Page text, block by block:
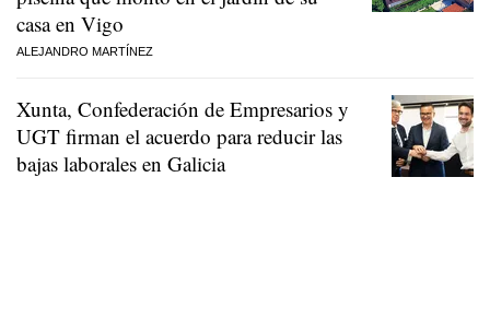
casa en Vigo
ALEJANDRO MARTÍNEZ
Xunta, Confederación de Empresarios y
UGT firman el acuerdo para reducir las
bajas laborales en Galicia